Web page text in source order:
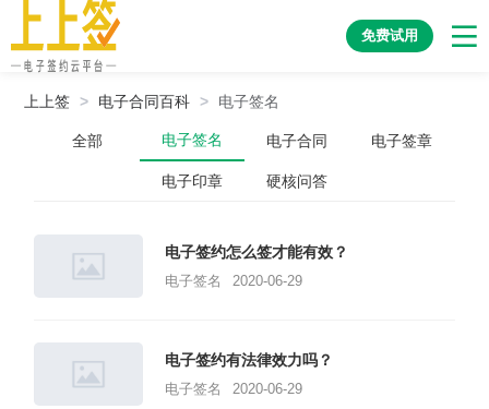
免费试用
上上签 > 电子合同百科 > 电子签名
全部 电子签名 电子合同 电子签章
电子印章 硬核问答
电子签约怎么签才能有效？
电子签名 2020-06-29
电子签约有法律效力吗？
电子签名 2020-06-29